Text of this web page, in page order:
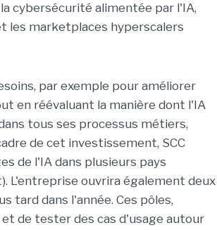
cybersécurité alimentée par l'IA,
les marketplaces hyperscalers
par exemple pour améliorer
en réévaluant la manière dont l'IA
tous ses processus métiers,
de cet investissement, SCC
de l'IA dans plusieurs pays
L'entreprise ouvrira également deux
tard dans l'année. Ces pôles,
de tester des cas d'usage autour